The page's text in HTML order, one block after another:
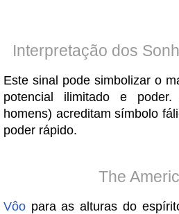
Interpretação dos
Este sinal pode simbolizar o
potencial ilimitado e poder.
homens) acreditam símbolo
poder rápido.
The
Vôo para as alturas do